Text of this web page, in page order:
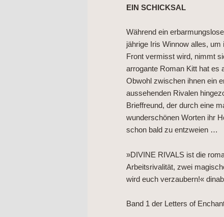
EIN SCHICKSAL
Während ein
jährige Iris Winnow alles,
Front vermisst wird, nimmt
arrogante Roman Kitt hat es
Obwohl zwischen ihnen ein
aussehenden Rivalen
Brieffreund, der durch eine
wunderschönen Worten ihr
schon bald zu entzweien …
»DIVINE RIVALS ist die
Arbeitsrivalität, zwei
wird euch verzaubern!«
Band 1 der Letters of